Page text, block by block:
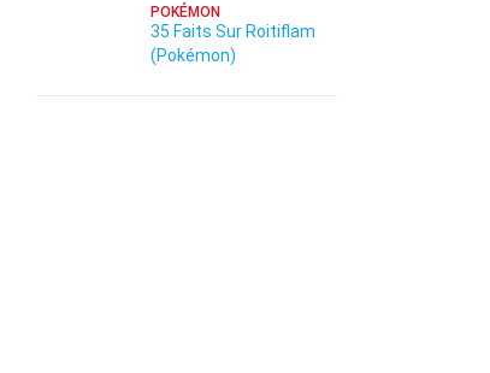
POKÉMON
35 Faits Sur Roitiflam
(Pokémon)